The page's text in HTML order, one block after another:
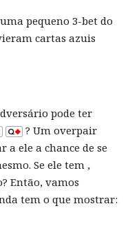
pequeno 3-bet do
cartas azuis
pode ter
? Um overpair
a ele a chance de se
Se ele tem ,
Então, vamos
tem o que mostrar: